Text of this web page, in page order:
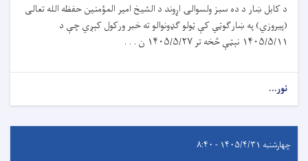
د کابل ښار د ده سبز ولسوالۍاړوند د الشيخ امير المؤمنين حفظه الله تعالی
(پیروزي) په ښارګوټيکې ټولو گډونوالو ته خبر ورکول کېږي چې د
۱۴۰۵/۵/۱۱ نېټې څخه تر۱۴۰۵/۵/۲۷ ن . . .
نور...
چهارشنبه ۱۴۰۵/۴/۳۱ - ۸:۴۰